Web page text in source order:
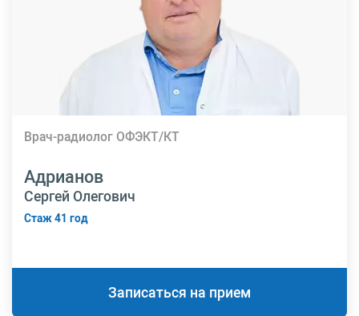
Врач-радиолог ОФЭКТ/КТ
Адрианов
Сергей Олегович
Стаж 41 год
Записаться на прием